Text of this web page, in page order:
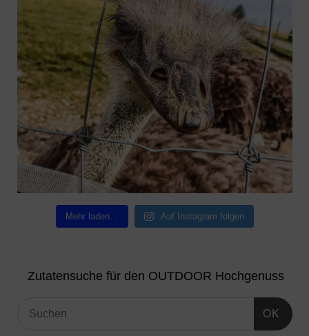
Mehr laden… Auf Instagram folgen
Zutatensuche für den OUTDOOR Hochgenuss
OK